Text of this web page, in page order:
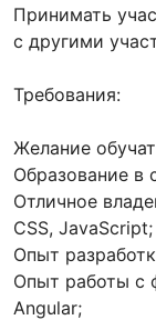
Принимать
с другими
Требования:
Желание
Образование в
Отличное
CSS, JavaScript;
Опыт
Опыт работы с
Angular;